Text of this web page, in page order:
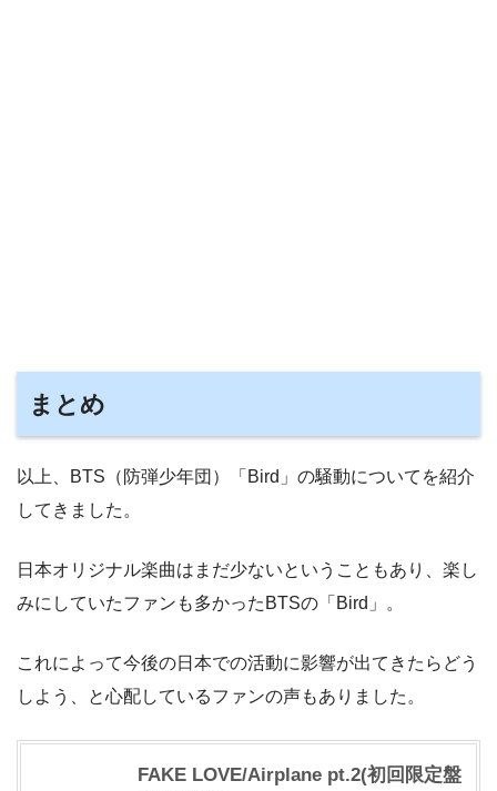
まとめ
以上、BTS（防弾少年団）「Bird」の騒動についてを紹介
してきました。
日本オリジナル楽曲はまだ少ないということもあり、楽し
みにしていたファンも多かったBTSの「Bird」。
これによって今後の日本での活動に影響が出てきたらどう
しよう、と心配しているファンの声もありました。
FAKE LOVE/Airplane pt.2(初回限定盤